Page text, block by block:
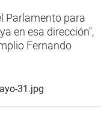
Parlamento para
en esa dirección",
Fernando